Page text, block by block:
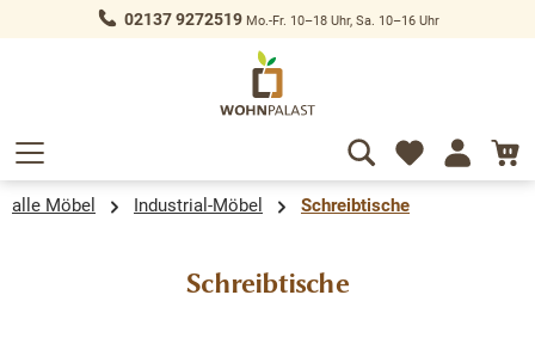
springen 02137 9272519Mo.-Fr. 10–18 Uhr, Sa. 10–16 Uhr
alle Möbel Industrial-Möbel Schreibtische
Schreibtische